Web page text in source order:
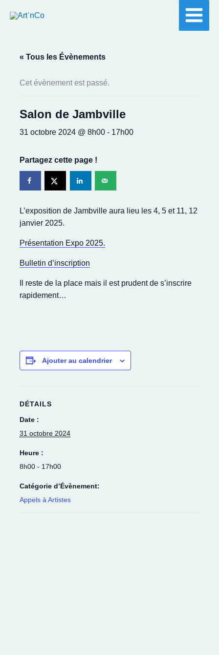
« Tous les Évènements
Cet évènement est passé.
Salon de Jambville
31 octobre 2024 @ 8h00 - 17h00
Partagez cette page !
L’exposition de Jambville aura lieu les 4, 5 et 11, 12
janvier 2025.
Présentation Expo 2025.
Bulletin d’inscription
Il reste de la place mais il est prudent de s’inscrire
rapidement…
Ajouter au calendrier
DÉTAILS
Date :
31 octobre 2024
Heure :
8h00 - 17h00
Catégorie d’Évènement:
Appels à Artistes